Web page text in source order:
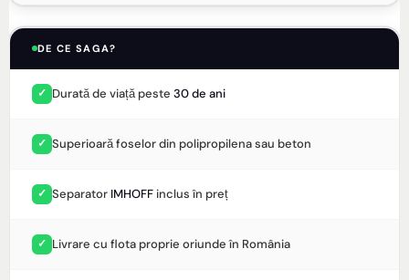
DE CE SAGA?
✓ Durată de viață peste 30 de ani
✓ Superioară foselor din polipropilena sau beton
✓ Separator IMHOFFinclus în preț
✓ Livrare cu flota proprie oriunde în România